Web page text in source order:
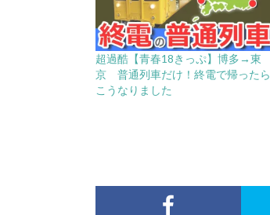
超過酷【青春18きっぷ】博多→東
京 普通列車だけ！終電で帰ったら
こうなりました